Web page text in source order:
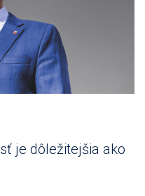
je dôležitejšia ako